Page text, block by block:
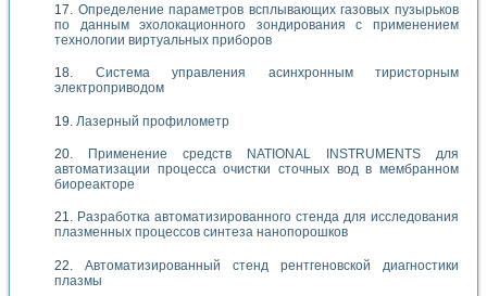
Определение параметров всплывающих газовых пузырьков
по данным эхолокационного зондирования с применением
технологии виртуальных приборов
Система управления асинхронным тиристорным
электроприводом
Лазерный профилометр
Применение средств NATIONAL INSTRUMENTS для
автоматизации процесса очистки сточных вод в мембранном
биореакторе
Разработка автоматизированного стенда для исследования
плазменных процессов синтеза нанопорошков
Автоматизированный стенд рентгеновской диагностики
плазмы